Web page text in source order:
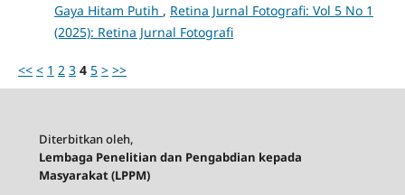
Gaya Hitam Putih , Retina Jurnal Fotografi: Vol 5 No 1
(2025): Retina Jurnal Fotografi
<< < 1 2 3 4 5 > >>
Diterbitkan oleh,
Lembaga Penelitian dan Pengabdian kepada
Masyarakat (LPPM)